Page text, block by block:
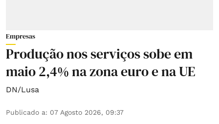
Empresas
Produção nos serviços sobe em
maio 2,4% na zona euro e na UE
DN/Lusa
Publicado a: 07 Agosto 2026, 09:37